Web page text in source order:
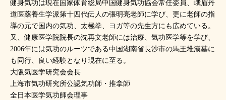
健身気功は現在国家体育総局中国健身気功協会常任委員、峨眉丹
道医薬養生学派第十四代伝人の張明亮老師に学び、更に老師の指
導の元で国内の気功、太極拳、ヨガ等の先生方にも広めている。
又、健康医学院院長の沈再文老師には治療、気功医学等を学び、
2006年には気功のルーツである中国湖南省長沙市の馬王堆漢墓に
も同行、良い経験となり現在に至る。
大阪気医学研究会会長
上海市気功研究所公認気功師・推拿師
全日本医学気功師会理事